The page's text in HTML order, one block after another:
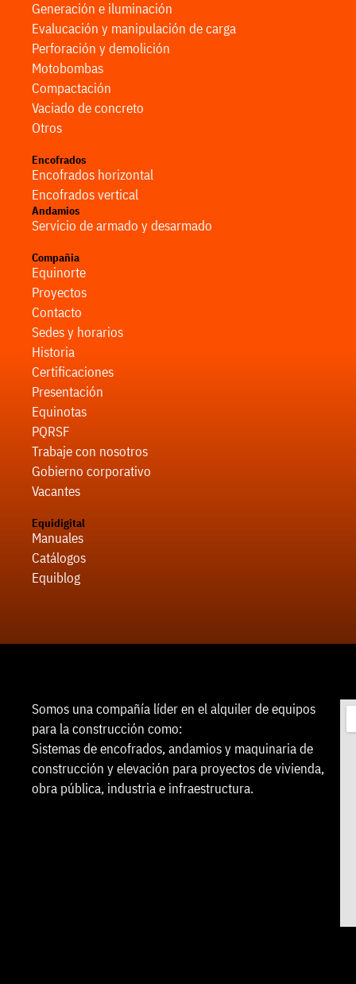
Generación e iluminación
Evalucación y manipulación de carga
Perforación y demolición
Motobombas
Compactación
Vaciado de concreto
Otros
Encofrados
Encofrados horizontal
Encofrados vertical
Andamios
Servicio de armado y desarmado
Compañia
Equinorte
Proyectos
Contacto
Sedes y horarios
Historia
Certificaciones
Presentación
Equinotas
PQRSF
Trabaje con nosotros
Gobierno corporativo
Vacantes
Equidigital
Manuales
Catálogos
Equiblog
Somos una compañía líder en el alquiler de equipos
para la construcción como:
Sistemas de encofrados, andamios y maquinaria de
construcción y elevación para proyectos de vivienda,
obra pública, industria e infraestructura.